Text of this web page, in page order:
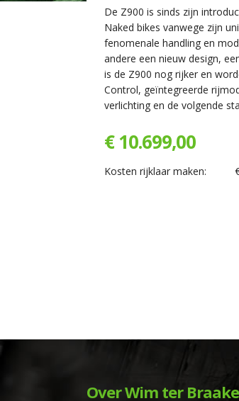
De Z900 is sinds zijn
Naked bikes vanwege zijn
fenomenale handling en
andere een nieuw design,
is de Z900 nog rijker en
Control, geïntegreerde
verlichting en de volgende
€ 10.699,00
Kosten rijklaar maken:
Over Wim ter Braake